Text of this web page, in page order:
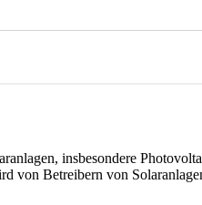
insbesondere
von Betreibern von